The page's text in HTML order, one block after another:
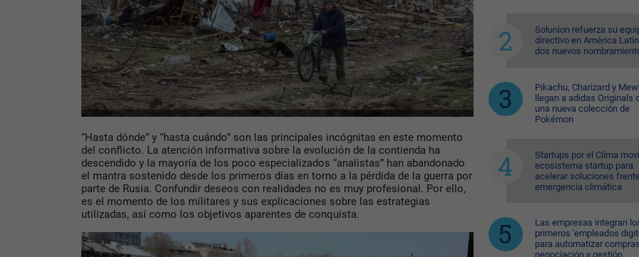
“Hasta dónde” y “hasta cuándo” son las principales incógnitas en este momento
del conflicto. La atención informativa sobre la evolución de la contienda ha
descendido y la mayoría de los poco especializados “analistas” han abandonado
el mantra sostenido desde los primeros días en torno a la pérdida de la guerra por
parte de Rusia. Confundir deseos con realidades no es muy profesional. Por ello,
es el momento de los militares y sus explicaciones sobre las estrategias
utilizadas, así como los objetivos aparentes de conquista.
Solunion refuerza su
directivo en América
dos nuevos
Pikachu, Charizard y
llegan a adidas Originals
una nueva colección de
Pokémon
Startups por el Clima
ecosistema startup para
acelerar soluciones
emergencia climática
Las empresas integran
primeros 'empleados
para automatizar
negociación y gestión